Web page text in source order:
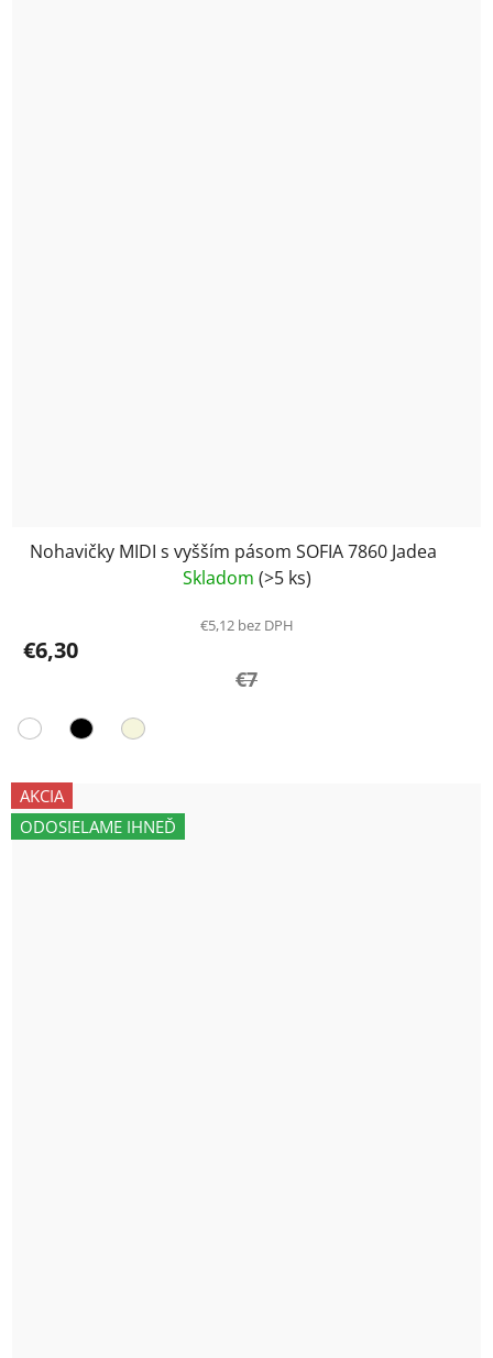
Nohavičky MIDI s vyšším pásom SOFIA 7860 Jadea
Skladom (>5 ks)
€5,12 bez DPH
€6,30
€7
AKCIA
ODOSIELAME IHNEĎ